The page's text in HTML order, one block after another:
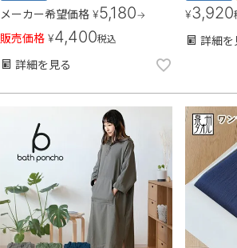
メーカー希望価格 ¥5,180→
販売価格 ¥4,400税込
詳細を見る
¥3,920
詳細を